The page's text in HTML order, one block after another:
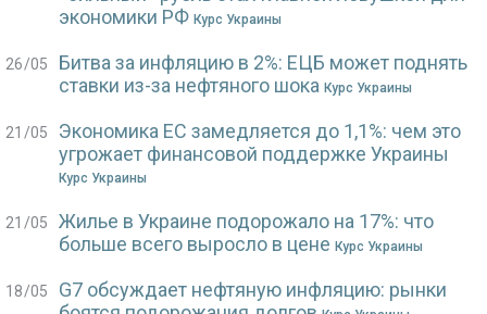
экономики РФ Курс Украины
26/05
Битва за инфляцию в 2%: ЕЦБ может поднять
ставки из-за нефтяного шока Курс Украины
21/05
Экономика ЕС замедляется до 1,1%: чем это
угрожает финансовой поддержке Украины
Курс Украины
21/05
Жилье в Украине подорожало на 17%: что
больше всего выросло в цене Курс Украины
18/05
G7 обсуждает нефтяную инфляцию: рынки